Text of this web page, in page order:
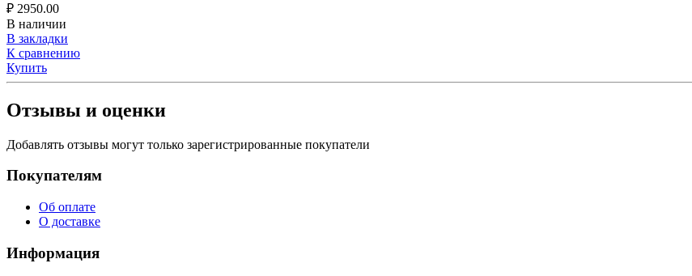
₽ 2950.00
В наличии
В закладки
К сравнению
Купить
Отзывы и оценки
Добавлять отзывы могут только зарегистрированные покупатели
Покупателям
Об оплате
О доставке
Информация